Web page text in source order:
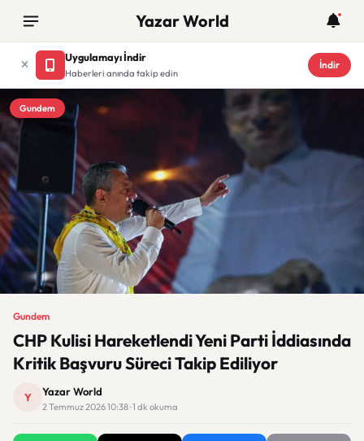
Yazar World
Uygulamayı İndir
Haberleri anında takip edin
İndir
Gundem
Gundem
CHP Kulisi Hareketlendi Yeni Parti İddiasında
Kritik Başvuru Süreci Takip Ediliyor
Y Yazar World
2 Temmuz 2026 10:38 · 1 dk okuma